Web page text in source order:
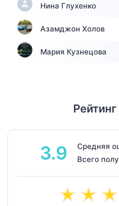
Нина Глухенко
Азамджон Холов
Мария Кузнецова
3.9
Средняя
Всего